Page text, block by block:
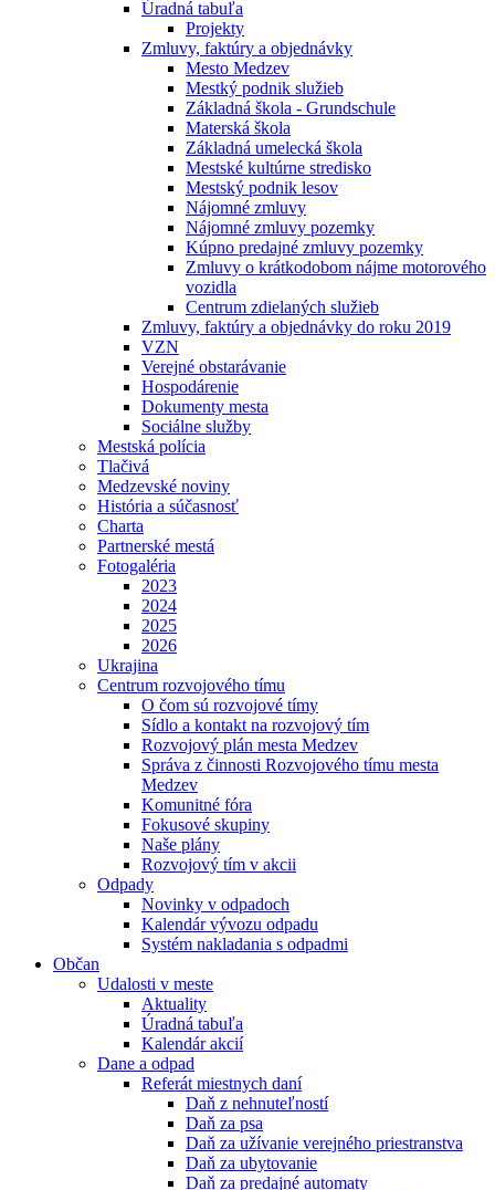
Úradná tabuľa
Projekty
Zmluvy, faktúry a objednávky
Mesto Medzev
Mestký podnik služieb
Základná škola - Grundschule
Materská škola
Základná umelecká škola
Mestské kultúrne stredisko
Mestský podnik lesov
Nájomné zmluvy
Nájomné zmluvy pozemky
Kúpno predajné zmluvy pozemky
Zmluvy o krátkodobom nájme motorového
vozidla
Centrum zdielaných služieb
Zmluvy, faktúry a objednávky do roku 2019
VZN
Verejné obstarávanie
Hospodárenie
Dokumenty mesta
Sociálne služby
Mestská polícia
Tlačivá
Medzevské noviny
História a súčasnosť
Charta
Partnerské mestá
Fotogaléria
2023
2024
2025
2026
Ukrajina
Centrum rozvojového tímu
O čom sú rozvojové tímy
Sídlo a kontakt na rozvojový tím
Rozvojový plán mesta Medzev
Správa z činnosti Rozvojového tímu mesta
Medzev
Komunitné fóra
Fokusové skupiny
Naše plány
Rozvojový tím v akcii
Odpady
Novinky v odpadoch
Kalendár vývozu odpadu
Systém nakladania s odpadmi
Občan
Udalosti v meste
Aktuality
Úradná tabuľa
Kalendár akcií
Dane a odpad
Referát miestnych daní
Daň z nehnuteľností
Daň za psa
Daň za užívanie verejného priestranstva
Daň za ubytovanie
Daň za predajné automaty